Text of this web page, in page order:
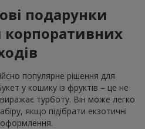
подарунки
популярне рішення для
у кошику із фруктів – це не
турботу. Він може легко
якщо підібрати екзотичні